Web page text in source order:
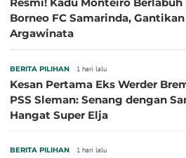
Borneo FC Samarinda,
Argawinata
BERITA PILIHAN 1 hari lalu
Kesan Pertama Eks Werder
PSS Sleman: Senang dengan
Hangat Super Elja
BERITA PILIHAN 1 hari lalu